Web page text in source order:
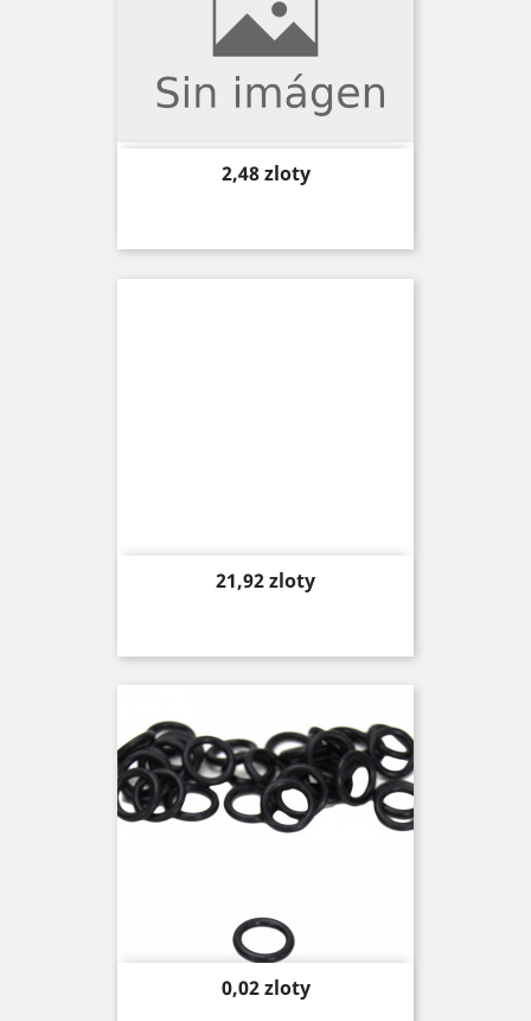
Price
2,48 zloty
Price
21,92 zloty
Price
0,02 zloty